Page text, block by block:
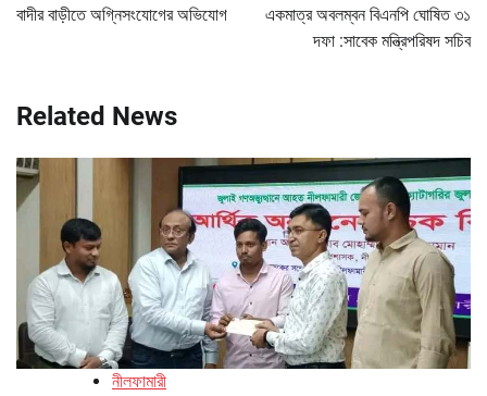
বাদীর বাড়ীতে অগ্নিসংযোগের অভিযোগ
একমাত্র অবলম্বন বিএনপি ঘোষিত ৩১
দফা :সাবেক মন্ত্রিপরিষদ সচিব
Related News
নীলফামারী